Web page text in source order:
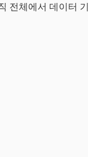
전체에서 데이터